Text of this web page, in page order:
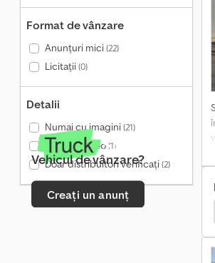
Format de vânzare
Anunțuri mici(22)
Licitații(0)
Detalii
Numai cu imagini(21)
Doar cu video(1)
Doar distribuitori verificați(2)
Vehicul de vânzare?
Creați un anunț
3 Laturi Nissan Tipper 3 Laturi